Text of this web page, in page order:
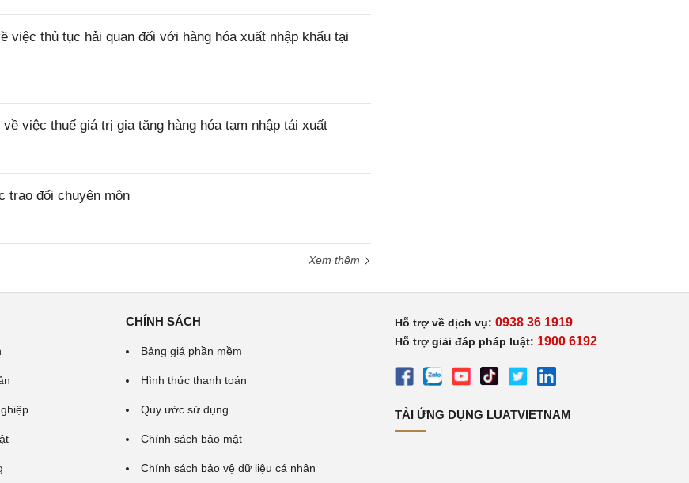
việc thủ tục hải quan đối với hàng hóa xuất nhập khẩu tại
việc thuế giá trị gia tăng hàng hóa tạm nhập tái xuất
trao đổi chuyên môn
Xem thêm
CHÍNH SÁCH
Bảng giá phần mềm
Hình thức thanh toán
Quy ước sử dụng
Chính sách bảo mật
Chính sách bảo vệ dữ liệu cá nhân
Hỗ trợ về dịch vụ: 0938 36 1919
Hỗ trợ giải đáp pháp luật: 1900 6192
TẢI ỨNG DỤNG LUATVIETNAM